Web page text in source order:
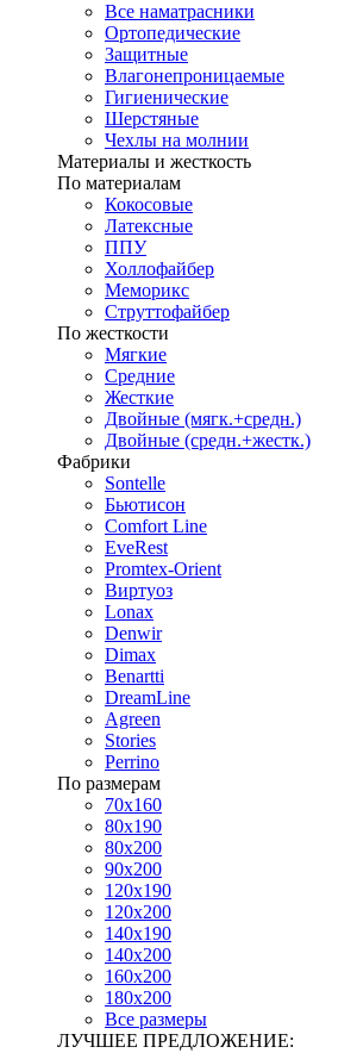
Все наматрасники
Ортопедические
Защитные
Влагонепроницаемые
Гигиенические
Шерстяные
Чехлы на молнии
Материалы и жесткость
По материалам
Кокосовые
Латексные
ППУ
Холлофайбер
Меморикс
Струттофайбер
По жесткости
Мягкие
Средние
Жесткие
Двойные (мягк.+средн.)
Двойные (средн.+жестк.)
Фабрики
Sontelle
Бьютисон
Comfort Line
EveRest
Promtex-Orient
Виртуоз
Lonax
Denwir
Dimax
Benartti
DreamLine
Agreen
Stories
Perrino
По размерам
70х160
80х190
80х200
90х200
120х190
120х200
140х190
140х200
160х200
180х200
Все размеры
ЛУЧШЕЕ ПРЕДЛОЖЕНИЕ: